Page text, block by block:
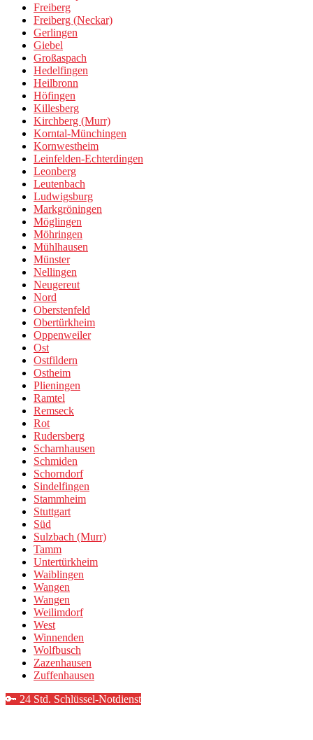
Freiberg
Freiberg (Neckar)
Gerlingen
Giebel
Großaspach
Hedelfingen
Heilbronn
Höfingen
Killesberg
Kirchberg (Murr)
Korntal-Münchingen
Kornwestheim
Leinfelden-Echterdingen
Leonberg
Leutenbach
Ludwigsburg
Markgröningen
Möglingen
Möhringen
Mühlhausen
Münster
Nellingen
Neugereut
Nord
Oberstenfeld
Obertürkheim
Oppenweiler
Ost
Ostfildern
Ostheim
Plieningen
Ramtel
Remseck
Rot
Rudersberg
Scharnhausen
Schmiden
Schorndorf
Sindelfingen
Stammheim
Stuttgart
Süd
Sulzbach (Murr)
Tamm
Untertürkheim
Waiblingen
Wangen
Wangen
Weilimdorf
West
Winnenden
Wolfbusch
Zazenhausen
Zuffenhausen
🔑 24 Std. Schlüssel-Notdienst